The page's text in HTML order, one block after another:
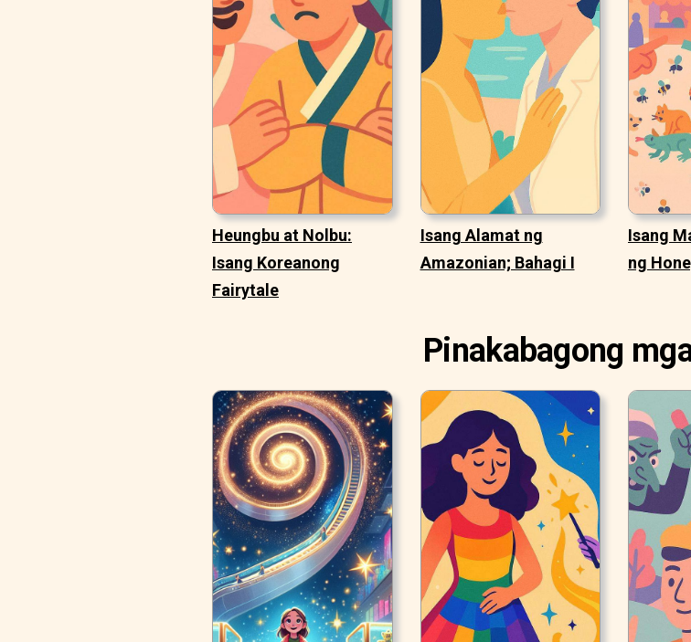
Heungbu at Nolbu:
Isang Koreanong
Fairytale
Isang Alamat ng
Amazonian; Bahagi I
Isang
ng
Pinakabagong